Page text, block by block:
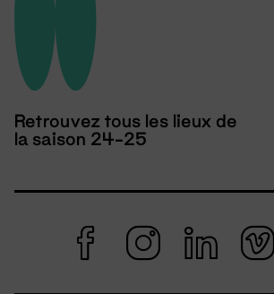
Retrouvez tous les lieux de
la saison 24-25